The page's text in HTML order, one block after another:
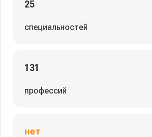
25
специальностей
131
профессий
нет